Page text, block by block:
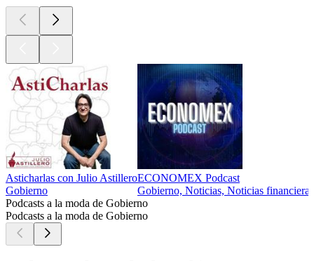
Asticharlas con Julio Astillero
Gobierno
ECONOMEX Podcast
Gobierno, Noticias, Noticias financieras
Podcasts a la moda de Gobierno
Podcasts a la moda de Gobierno